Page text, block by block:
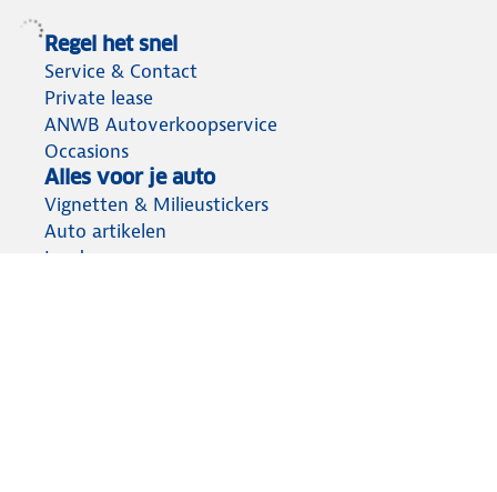
Regel het snel
Service & Contact
Private lease
ANWB Autoverkoopservice
Occasions
Alles voor je auto
Vignetten & Milieustickers
Auto artikelen
Laadpassen